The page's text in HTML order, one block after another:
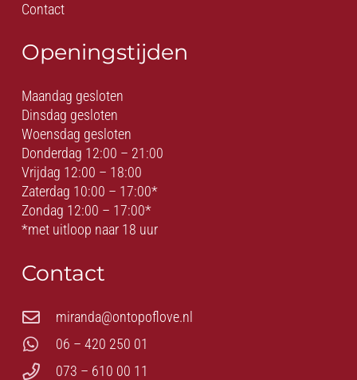
Contact
Openingstijden
Maandag gesloten
Dinsdag gesloten
Woensdag gesloten
Donderdag 12:00 – 21:00
Vrijdag 12:00 – 18:00
Zaterdag 10:00 – 17:00*
Zondag 12:00 – 17:00*
*met uitloop naar 18 uur
Contact
miranda@ontopoflove.nl
06 – 420 250 01
073 – 610 00 11